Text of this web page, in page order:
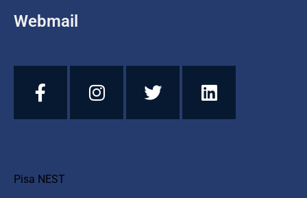
Webmail
Pisa NEST